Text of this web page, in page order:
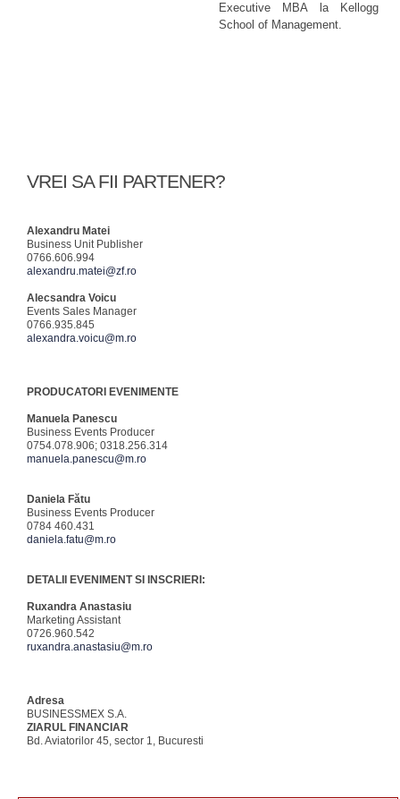
Executive MBA la Kellogg
School of Management.
VREI SA FII PARTENER?
Alexandru Matei
Business Unit Publisher
0766.606.994
alexandru.matei@zf.ro
Alecsandra Voicu
Events Sales Manager
0766.935.845
alexandra.voicu@m.ro
PRODUCATORI EVENIMENTE
Manuela Panescu
Business Events Producer
0754.078.906; 0318.256.314
manuela.panescu@m.ro
Daniela Fătu
Business Events Producer
0784 460.431
daniela.fatu@m.ro
DETALII EVENIMENT SI INSCRIERI:
Ruxandra Anastasiu
Marketing Assistant
0726.960.542
ruxandra.anastasiu@m.ro
Adresa
BUSINESSMEX S.A.
ZIARUL FINANCIAR
Bd. Aviatorilor 45, sector 1, Bucuresti